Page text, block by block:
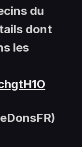
du
dont
les